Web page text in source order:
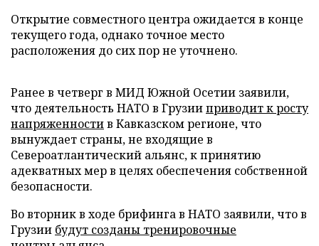
Открытие совместного центра ожидается в конце
текущего года, однако точное место
расположения до сих пор не уточнено.
Ранее в четверг в МИД Южной Осетии заявили,
что деятельность НАТО в Грузииприводит к росту
напряженностив Кавказском регионе, что
вынуждает страны, не входящие в
Североатлантический альянс, к принятию
адекватных мер в целях обеспечения собственной
безопасности.
Во вторник в ходе брифинга в НАТО заявили, что в
Грузии будут созданы тренировочные